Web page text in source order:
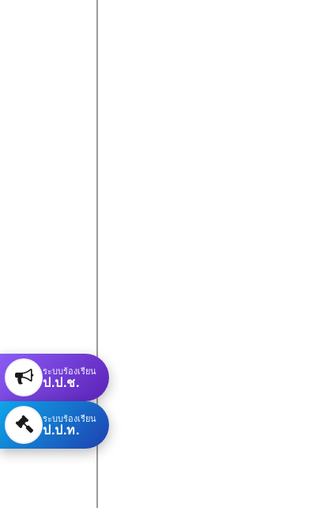
ระบบร้องเรียน
ป.ป.ช.
ระบบร้องเรียน
ป.ป.ท.